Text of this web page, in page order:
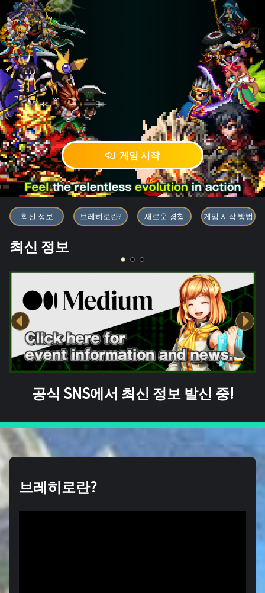
게임 시작
블록체인 게임 「BRAVE
최신 정보 브레히로란? 새로운 경험 게임 시작 방법
최신 정보
공식 SNS에서 최신 정보 발신 중!
브레히로란?